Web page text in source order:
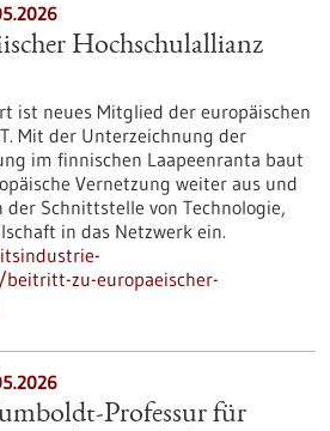
Hochschulallianz
ist neues Mitglied der europäischen
Mit der Unterzeichnung der
im finnischen Laapeenranta baut
Vernetzung weiter aus und
Schnittstelle von Technologie,
in das Netzwerk ein.
zu-europaeischer-
Professur für